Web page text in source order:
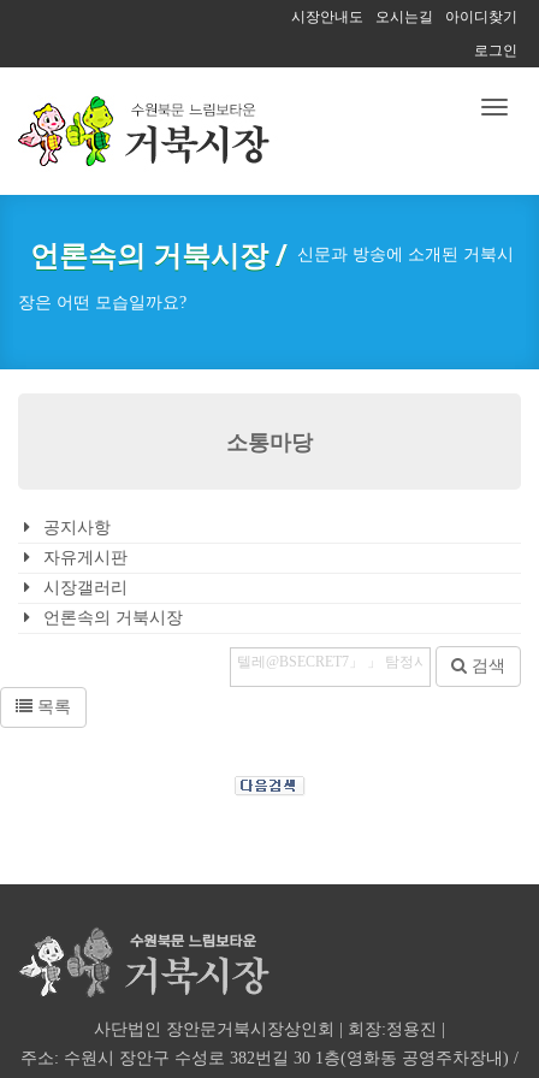
시장안내도 오시는길
아이디찾기
로그인
Toggle
언론속의 거북시장 / 신문과 방송에 소개된 거북시
장은 어떤 모습일까요?
소통마당
공지사항
자유게시판
시장갤러리
언론속의 거북시장
검색
목록
사단법인 장안문거북시장상인회 | 회장:정용진 |
주소: 수원시 장안구 수성로 382번길 30 1층(영화동 공영주차장내) /